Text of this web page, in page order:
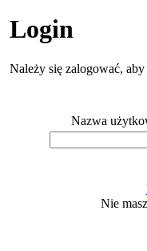
Login
Należy się zalogować,
Nazwa
Nie